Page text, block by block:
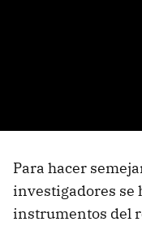
Para hacer
investigadores se
instrumentos del